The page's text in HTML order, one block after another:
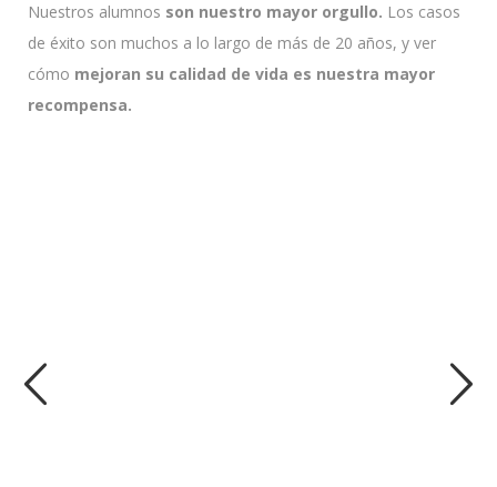
Nuestros alumnos son nuestro mayor orgullo. Los casos
de éxito son muchos a lo largo de más de 20 años, y ver
cómo mejoran su calidad de vida es nuestra mayor
recompensa.